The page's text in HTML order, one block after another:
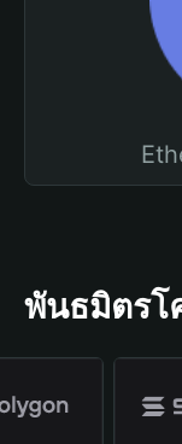
พันธมิตรโ